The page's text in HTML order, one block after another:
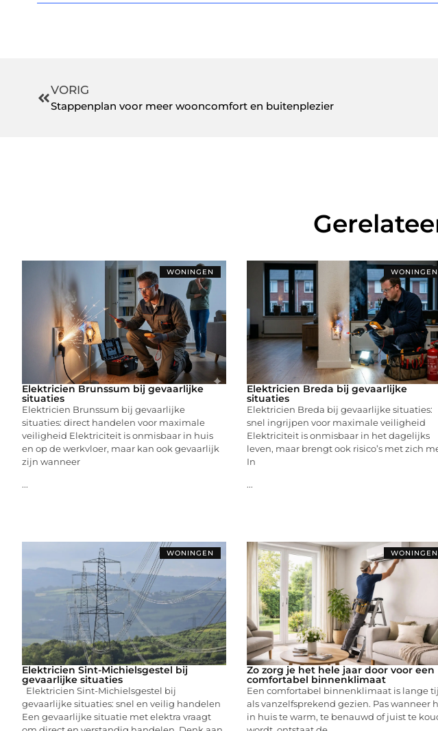
VORIG
Stappenplan voor meer wooncomfort en buitenplezier
WONINGEN
Elektricien Brunssum bij gevaarlijke
situaties
Elektricien Brunssum bij gevaarlijke
situaties: direct handelen voor maximale
veiligheid Elektriciteit is onmisbaar in huis
en op de werkvloer, maar kan ook gevaarlijk
zijn wanneer
...
WONINGEN
Elektricien Breda bij gevaarlijke
situaties
Elektricien Breda bij gevaarlijke situaties:
snel ingrijpen voor maximale veiligheid
Elektriciteit is onmisbaar in het dagelijks
leven, maar brengt ook risico’s met zich
In
...
WONINGEN
Elektricien Sint-Michielsgestel bij
gevaarlijke situaties
Elektricien Sint-Michielsgestel bij
gevaarlijke situaties: snel en veilig handelen
Een gevaarlijke situatie met elektra vraagt
WONINGEN
Zo zorg je het hele jaar door voor een
comfortabel binnenklimaat
Een comfortabel binnenklimaat is lange
als vanzelfsprekend gezien. Pas wanneer
in huis te warm, te benauwd of juist te